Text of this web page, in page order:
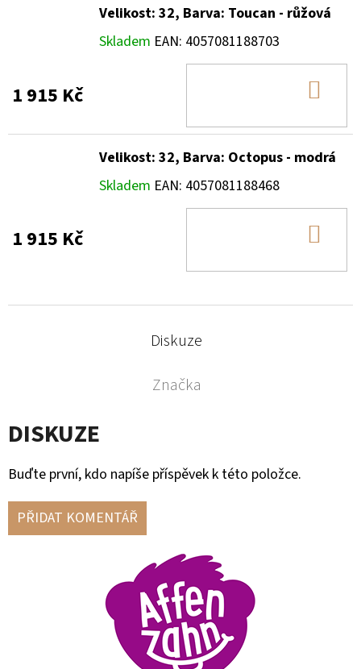
Velikost: 32, Barva: Toucan - růžová
Skladem EAN: 4057081188703
1 915 Kč
Velikost: 32, Barva: Octopus - modrá
Skladem EAN: 4057081188468
1 915 Kč
Diskuze
Značka
DISKUZE
Buďte první, kdo napíše příspěvek k této položce.
PŘIDAT KOMENTÁŘ